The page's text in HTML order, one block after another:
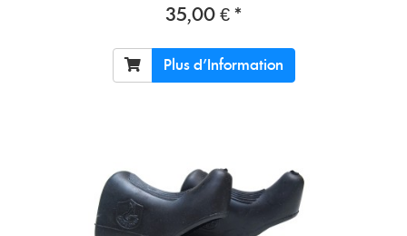
35,00 € *
Plus d'Information